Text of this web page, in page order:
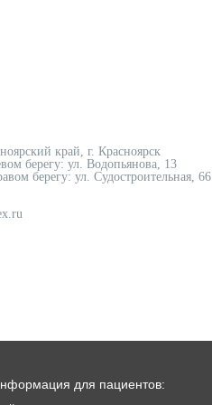
край, г. Красноярск
берегу: ул. Водопьянова, 13
берегу: ул. Судостроительная, 66
для пациентов: